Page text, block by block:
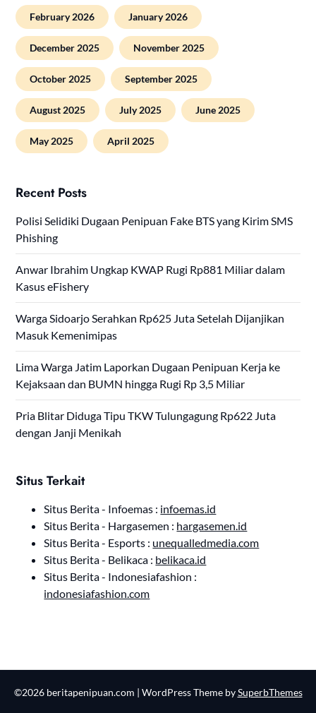
February 2026 January 2026
December 2025 November 2025
October 2025 September 2025
August 2025 July 2025 June 2025
May 2025 April 2025
Recent Posts
Polisi Selidiki Dugaan Penipuan Fake BTS yang Kirim SMS
Phishing
Anwar Ibrahim Ungkap KWAP Rugi Rp881 Miliar dalam
Kasus eFishery
Warga Sidoarjo Serahkan Rp625 Juta Setelah Dijanjikan
Masuk Kemenimipas
Lima Warga Jatim Laporkan Dugaan Penipuan Kerja ke
Kejaksaan dan BUMN hingga Rugi Rp 3,5 Miliar
Pria Blitar Diduga Tipu TKW Tulungagung Rp622 Juta
dengan Janji Menikah
Situs Terkait
Situs Berita - Infoemas : infoemas.id
Situs Berita - Hargasemen : hargasemen.id
Situs Berita - Esports : unequalledmedia.com
Situs Berita - Belikaca : belikaca.id
Situs Berita - Indonesiafashion :
indonesiafashion.com
©2026 beritapenipuan.com | WordPress Theme bySuperbThemes